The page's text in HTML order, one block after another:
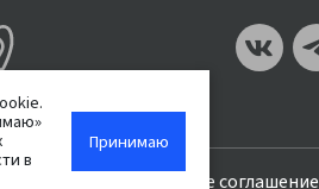
Пользовательское соглашение
в
Принимаю